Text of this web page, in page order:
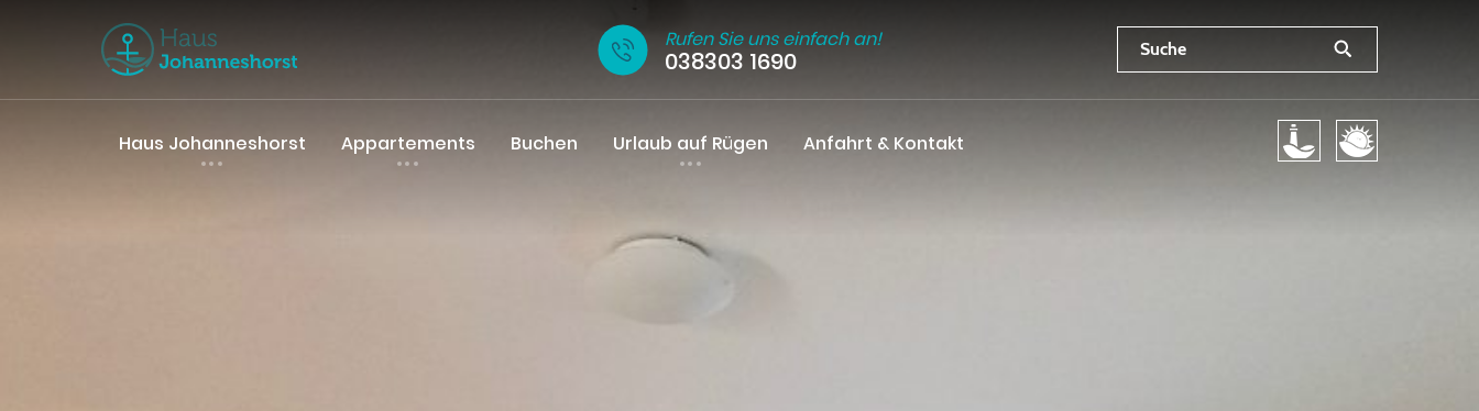
Rufen Sie uns einfach an!
038303 1690
Haus Johanneshorst Appartements Buchen Urlaub auf Rügen Anfahrt & Kontakt